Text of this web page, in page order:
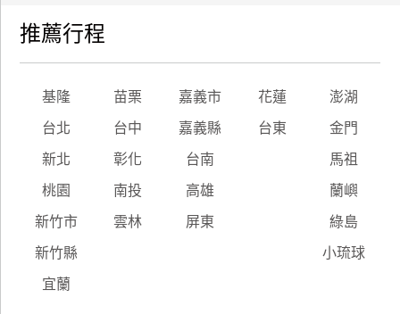
推薦行程
基隆 苗栗 嘉義市 花蓮 澎湖
台北 台中 嘉義縣 台東 金門
新北 彰化 台南 馬祖
桃園 南投 高雄 蘭嶼
新竹市 雲林 屏東 綠島
新竹縣 小琉球
宜蘭